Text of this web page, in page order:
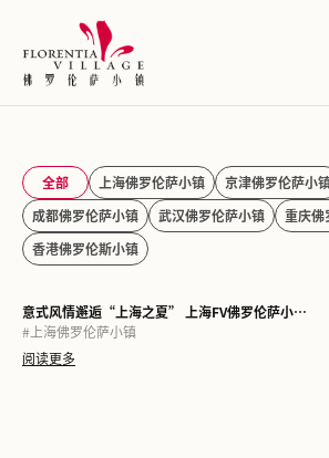
全部 上海佛罗伦萨小镇 京津佛罗伦萨小
成都佛罗伦萨小镇 武汉佛罗伦萨小镇 重庆佛
香港佛罗伦斯小镇
意式风情邂逅“上海之夏” 上海FV佛罗伦萨小镇倾情呈献2026夏日主题活动
# 上海佛罗伦萨小镇
阅读更多